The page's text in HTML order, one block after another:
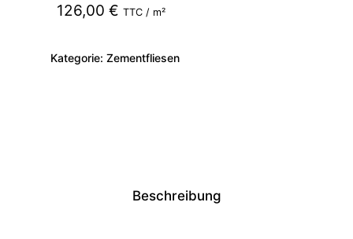
126,00 € TTC / m²
Kategorie: Zementfliesen
Beschreibung